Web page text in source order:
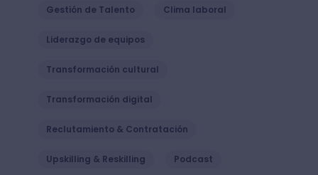
Gestión de Talento Clima laboral
Liderazgo de equipos
Transformación cultural
Transformación digital
Reclutamiento & Contratación
Upskilling & Reskilling Podcast